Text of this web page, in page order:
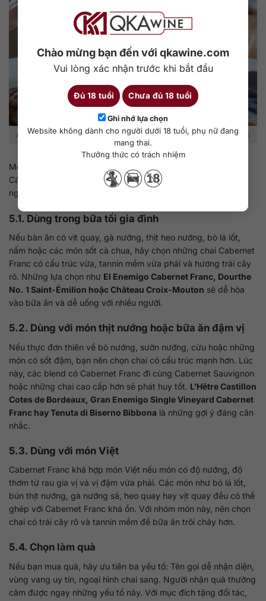
Chào mừng bạn đến với qkawine.com
Vui lòng xác nhận trước khi bắt đầu
Đủ 18 tuổi Chưa đủ 18 tuổi
Ghi nhớ lựa chọn
Website không dành cho người dưới 18 tuổi, phụ nữ đang
mang thai.
Thưởng thức có trách nhiệm
Món ăn và dịp dùng giúp việc chọn Cabernet Franc chính xác hơn.
Một cách chọn rất thực tế là dựa vào món ăn và dịp dùng.
Cách này đặc biệt hữu ích với khách hàng mua rượu để dùng
ngay.
5.1. Dùng trong bữa tối gia đình
Nếu bàn ăn có vịt quay, gà nướng, thịt heo nướng, bò lá lốt,
nấm hoặc các món sốt cà chua, hãy chọn những chai Cabernet
Franc có cấu trúc vừa, tannin mềm vừa phải và hương trái cây
rõ. Những lựa chọn như El Enemigo Cabernet Franc, Dourthe
No. 1 Saint-Émilion hoặc Château Croix-Mouton sẽ dễ hòa
vào bữa ăn và dễ uống với nhiều người.
5.2. Dùng với món thịt nướng hoặc bữa ăn đậm vị
Nếu thực đơn thiên về bò nướng, sườn nướng, cừu hoặc những
món có sốt đậm, bạn nên chọn chai có cấu trúc mạnh hơn. Lúc
này, các blend có Cabernet Franc đi cùng Cabernet Sauvignon
hoặc những chai cao cấp hơn sẽ phát huy tốt. L’Hêtre Castillon
Cotes de Bordeaux, Gran Enemigo Single Vineyard Cabernet
Franc hay Tenuta di Biserno Bibbona là những gợi ý đáng cân
nhắc.
5.3. Dùng với món Việt
Cabernet Franc khá hợp món Việt nếu món có độ nướng, độ
thơm từ rau gia vị và vị đậm vừa phải. Các món như bò lá lốt,
bún thịt nướng, gà nướng sả, heo quay hay vịt quay đều có thể
ghép với Cabernet Franc khá ổn. Với nhóm món này, nên chọn
chai có trái cây rõ và tannin mềm để bữa ăn trôi chảy hơn.
5.4. Chọn làm quà
Nếu bạn mua quà, hãy ưu tiên ba yếu tố: Tên gọi dễ nhận diện,
vùng vang uy tín, ngoại hình chai sang. Người nhận quà thường
cảm được ngay những yếu tố này. Với mục đích tặng đối tác,